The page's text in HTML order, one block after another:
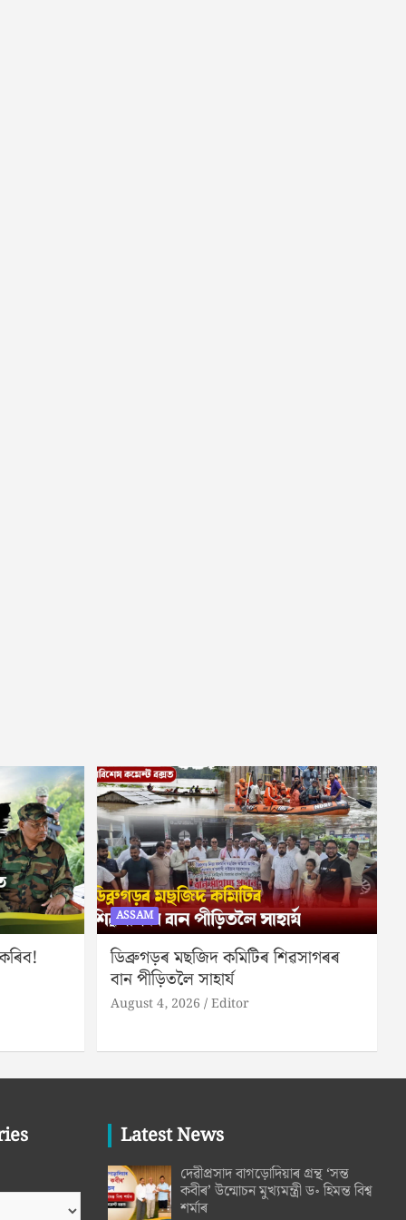
ASSAM
ডিব্ৰুগড়ৰ মছজিদ কমিটিৰ শিৱসাগৰৰ
বান পীড়িতলৈ সাহাৰ্য
August 4, 2026 Editor
Latest News
দেৱীপ্ৰসাদ বাগড়োদিয়াৰ গ্ৰন্থ ‘সন্ত
কবীৰ’ উন্মোচন মুখ্যমন্ত্ৰী ড॰ হিমন্ত বিশ্ব
শৰ্মাৰ